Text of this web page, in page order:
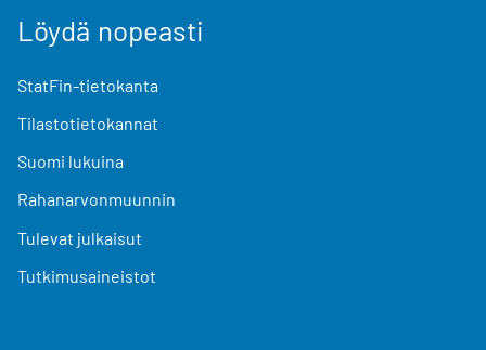
Löydä nopeasti
StatFin-tietokanta
Tilastotietokannat
Suomi lukuina
Rahanarvonmuunnin
Tulevat julkaisut
Tutkimusaineistot